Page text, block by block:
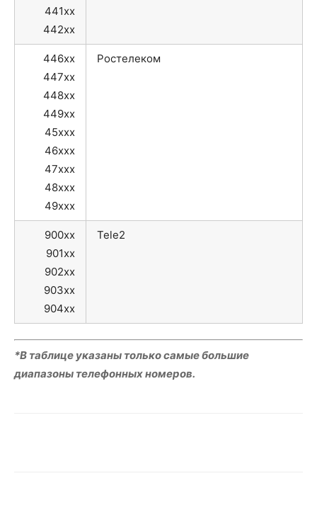
441xx
442xx
446xx
447xx
448xx
449xx
45xxx
46xxx
47xxx
48xxx
49xxx
Ростелеком
900xx
901xx
902xx
903xx
904xx
Tele2
*В таблице указаны только самые большие
диапазоны телефонных номеров.